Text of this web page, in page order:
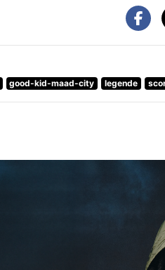
good-kid-maad-city legende